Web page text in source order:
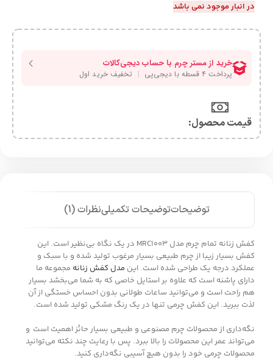
در انبار موجود نمی باشد
قیمت محصول:​
توضیحاتتوضیحات تکمیلینظرات (1)
کفش‌ زنانه تمام چرم مدل MRC1003 در یک نگاه بی‌نظیر است. این
کفش بسیار زیبا از چرم طبیعی بسیار مرغوب تولید شده و با سبک و
عملکرد درجه یک طراحی شده است. این مدل کفش زنانه مجموعه ما
دارای پاشنه است که علاوه بر استایل خاصی که به شما می‌بخشد بسیار
هم راحت است و می‌توانید ساعات طولانی بدون احساس خستگی از آن
لذت ببرید. این کفش چرمی تنها در یک رنگ مشکی تولید شده است.
نگه‌داری از محصولات چرم مصنوعی و طبیعی بسیار حائز اهمیت است و
می‌تواند عمر این محصولات را بالا ببرد. پس با رعایت چند نکته می‌توانید
محصولات چرمی خود را بدون هیچ آسیبی نگه‌داری کنید.